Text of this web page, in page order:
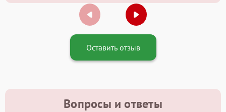
Оставить отзыв
Вопросы и ответы